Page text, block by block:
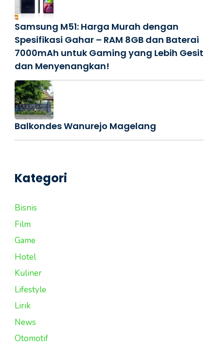
Samsung M51: Harga Murah dengan
Spesifikasi Gahar – RAM 8GB dan Baterai
7000mAh untuk Gaming yang Lebih Gesit
dan Menyenangkan!
Balkondes Wanurejo Magelang
Kategori
Bisnis
Film
Game
Hotel
Kuliner
Lifestyle
Lirik
News
Otomotif